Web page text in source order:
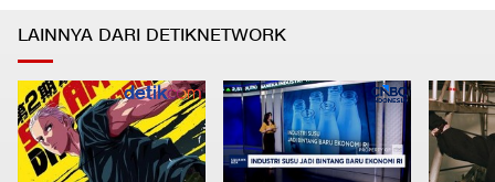
LAINNYA DARI DETIKNETWORK